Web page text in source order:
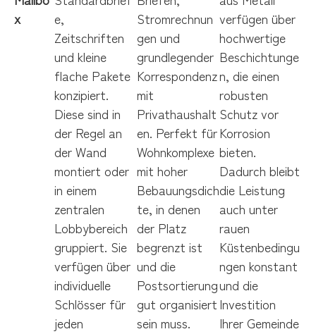
x
e,
Zeitschriften
und kleine
flache Pakete
konzipiert.
Diese sind in
der Regel an
der Wand
montiert oder
in einem
zentralen
Lobbybereich
gruppiert. Sie
verfügen über
individuelle
Schlösser für
jeden
Stromrechnun
gen und
grundlegender
Korrespondenz
mit
Privathaushalt
en. Perfekt für
Wohnkomplexe
mit hoher
Bebauungsdich
te, in denen
der Platz
begrenzt ist
und die
Postsortierung
gut organisiert
sein muss.
verfügen über
hochwertige
Beschichtunge
n, die einen
robusten
Schutz vor
Korrosion
bieten.
Dadurch bleibt
die Leistung
auch unter
rauen
Küstenbedingu
ngen konstant
und die
Investition
Ihrer Gemeinde